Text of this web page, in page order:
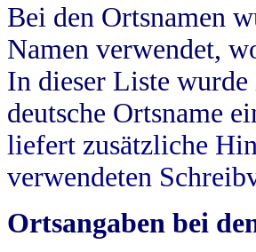
Bei den Ortsnamen
Namen verwendet,
In dieser Liste
deutsche Ortsname
liefert zusätzliche
verwendeten
Ortsangaben bei